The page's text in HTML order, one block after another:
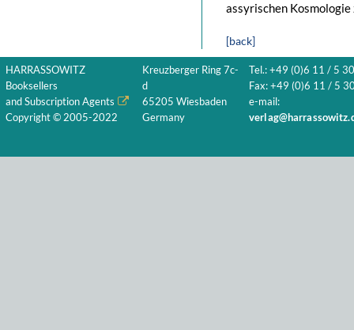
assyrischen
[back]
HARRASSOWITZ
Booksellers
and Subscription Agents
Copyright © 2005-2022
Kreuzberger Ring 7c-
d
65205 Wiesbaden
Germany
Tel.: +49 (0)6 11 / 5
Fax: +49 (0)6 11 / 5
e-mail: